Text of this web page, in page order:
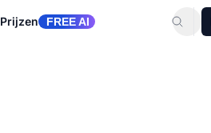
Prijzen FREE AI